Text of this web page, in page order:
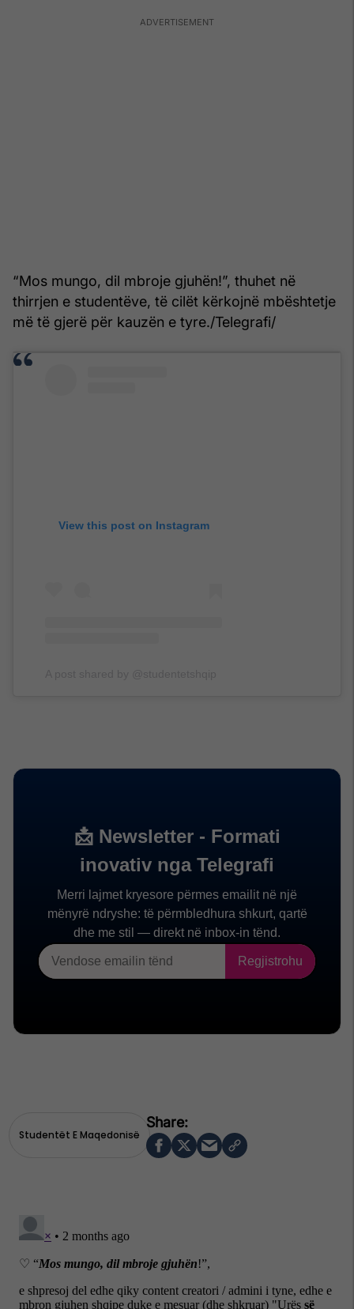
“Mos mungo, dil mbroje gjuhën!”, thuhet në
thirrjen e studentëve, të cilët kërkojnë mbështetje
më të gjerë për kauzën e tyre./Telegrafi/
View this post on Instagram
Studentët E Maqedonisë